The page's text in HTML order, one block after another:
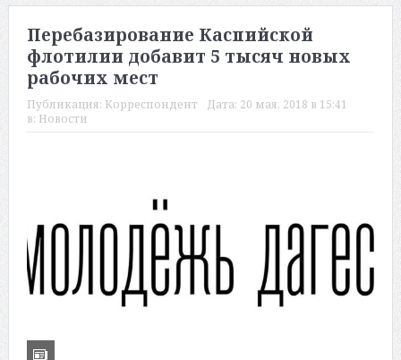
Перебазирование Каспийской
флотилии добавит 5 тысяч новых
рабочих мест
Публикация: Корреспондент Дата: 20 мая, 2018 в 15:41
в: Новости